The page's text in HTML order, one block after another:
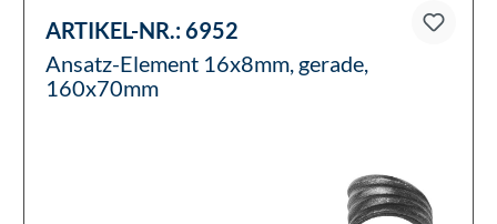
ARTIKEL-NR.:6952
Ansatz-Element 16x8mm, gerade,
160x70mm